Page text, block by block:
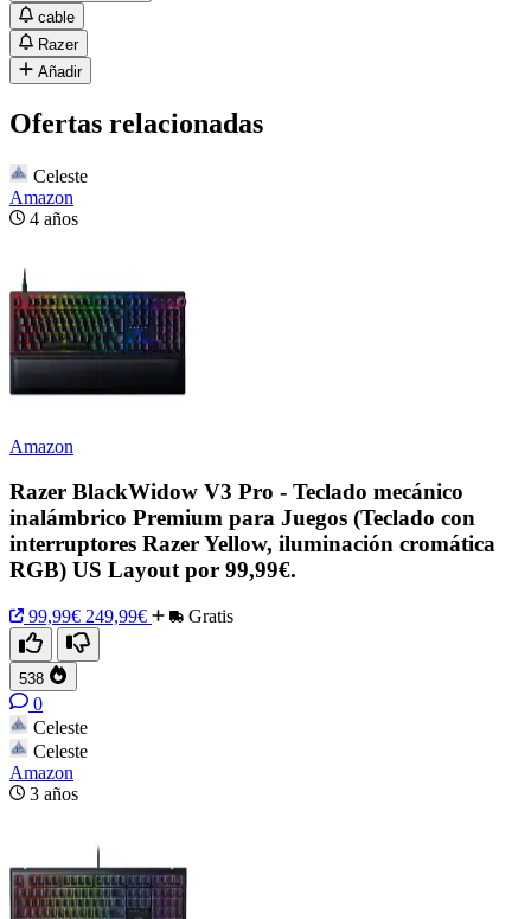
cable
Razer
Añadir
Ofertas relacionadas
Celeste
Amazon
4 años
Amazon
Razer BlackWidow V3 Pro - Teclado mecánico
inalámbrico Premium para Juegos (Teclado con
interruptores Razer Yellow, iluminación cromática
RGB) US Layout por 99,99€.
99,99€ 249,99€ Gratis
538
0
Celeste
Celeste
Amazon
3 años